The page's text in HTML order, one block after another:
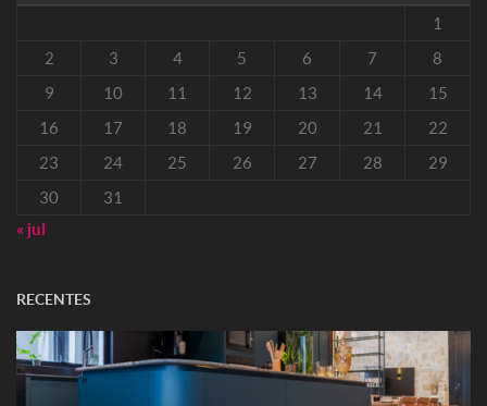
1
2
3 4 5 6 7
8
9
10 11 12 13 14
15
16
17 18 19 20 21
22
23
24 25 26 27 28
29
30
31
« jul
RECENTES